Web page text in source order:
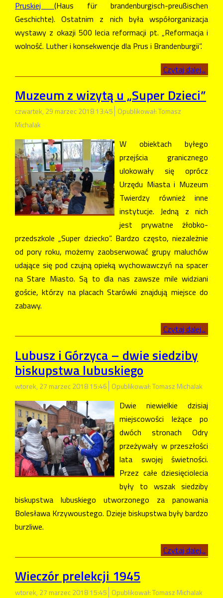
Pruskiej (Haus für brandenburgisch-preußischen
Geschichte). Ostatnim z nich była współorganizacja
wystawy z okazji 500 lecia reformacji pt. „Reformacja i
wolność. Luther i konsekwencje dla Prus i Brandenburgii”.
Czytaj dalej...
Muzeum z wizytą u „Super Dzieci”
czwartek, 29 marzec 2018 13:45 Opublikował: Tomasz
Michalak
W obiektach byłego
przejścia granicznego
ulokowały się oprócz
Urzędu Miasta i Muzeum
Twierdzy również inne
instytucje. Jedną z nich
jest prywatne żłobko-
przedszkole „Super dziecko”. Bardzo często, niezależnie
od pory roku, możemy zaobserwować grupy maluchów
udające się pod czujną opieką wychowawczyń na spacer
na Stare Miasto. Są to dla nas zawsze mile widziani
goście, którzy na placach Starówki znajdują miejsce do
zabawy.
Czytaj dalej...
Lubusz i Górzyca – dwie siedziby
biskupstwa lubuskiego
wtorek, 27 marzec 2018 15:46 Opublikował: Tomasz Michalak
Dwie niewielkie dzisiaj
miejscowości leżące po
dwóch stronach Odry
przeżywały w przeszłości
lata swojej świetności.
Przez całe dziesięciolecia
były to wszak siedziby
biskupstwa lubuskiego utworzonego za panowania
Bolesława Krzywoustego. Dzieje biskupstwa były bardzo
burzliwe.
Czytaj dalej...
Wieczór prelekcji 1945
wtorek, 27 marzec 2018 15:45 Opublikował: Tomasz Michalak